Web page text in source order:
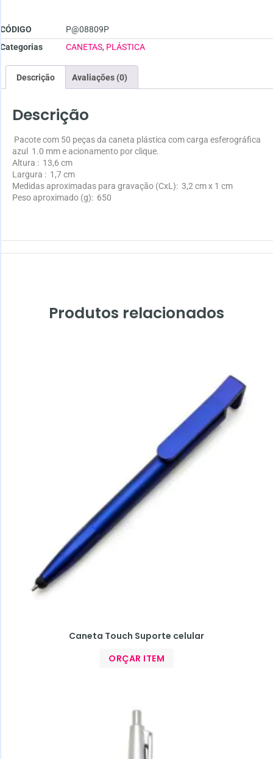
CÓDIGO
P@08809P
Categorias
CANETAS, PLÁSTICA
Descrição Avaliações (0)
Descrição
Pacote com 50 peças da caneta plástica com carga esferográfica
azul 1.0 mm e acionamento por clique.
Altura : 13,6 cm
Largura : 1,7 cm
Medidas aproximadas para gravação (CxL): 3,2 cm x 1 cm
Peso aproximado (g): 650
Produtos relacionados
Caneta Touch Suporte celular
ORÇAR ITEM